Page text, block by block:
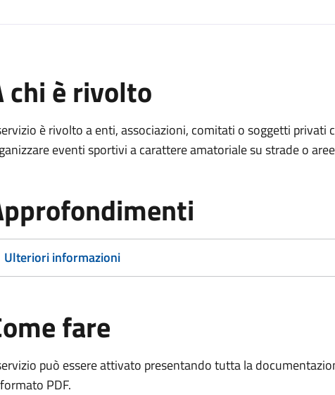
chi è rivolto
è rivolto a enti, associazioni, comitati o soggetti privati
eventi sportivi a carattere amatoriale su strade o
Ulteriori informazioni
fare
può essere attivato presentando tutta la
PDF.